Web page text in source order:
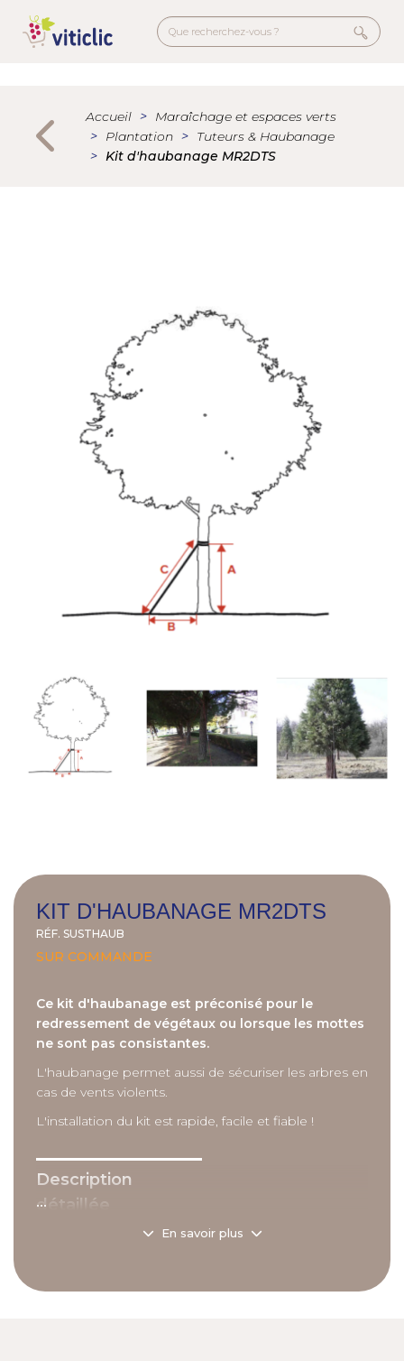
contenu
Accueil
Maraîchage et espaces verts
Plantation
Tuteurs & Haubanage
Kit d'haubanage MR2DTS
KIT D'HAUBANAGE MR2DTS
RÉF. SUSTHAUB
SUR COMMANDE
Ce kit d'haubanage est préconisé pour le
redressement de végétaux ou lorsque les mottes
ne sont pas consistantes.
L'haubanage permet aussi de sécuriser les arbres en
cas de vents violents.
L'installation du kit est rapide, facile et fiable !
Description
détaillée
Caractéristiques :
- Hauteur : de 1600 à 2000 et plus.
...
En savoir plus